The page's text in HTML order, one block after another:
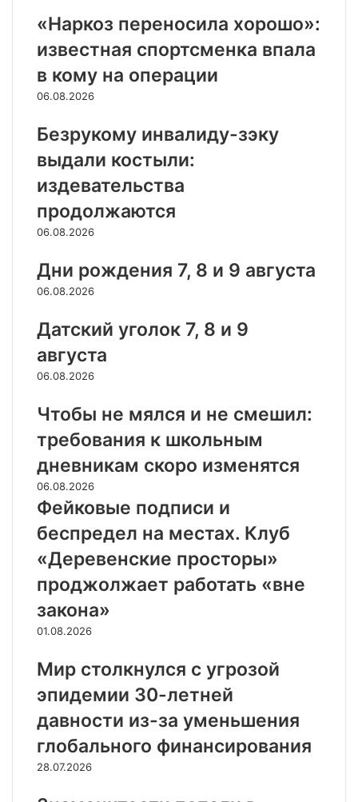
«Наркоз переносила хорошо»:
известная спортсменка впала
в кому на операции
06.08.2026
Безрукому инвалиду-зэку
выдали костыли:
издевательства
продолжаются
06.08.2026
Дни рождения 7, 8 и 9 августа
06.08.2026
Датский уголок 7, 8 и 9
августа
06.08.2026
Чтобы не мялся и не смешил:
требования к школьным
дневникам скоро изменятся
06.08.2026
Фейковые подписи и
беспредел на местах. Клуб
«Деревенские просторы»
проджолжает работать «вне
закона»
01.08.2026
Мир столкнулся с угрозой
эпидемии 30-летней
давности из-за уменьшения
глобального финансирования
28.07.2026